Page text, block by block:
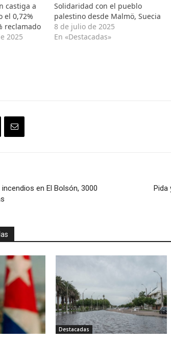
castiga a
el 0,72%
reclamado
2025
Solidaridad con el pueblo
palestino desde Malmö, Suecia
8 de julio de 2025
En «Destacadas»
en El Bolsón, 3000
Pida
Destacadas